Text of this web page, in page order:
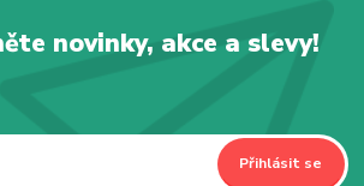
novinky, akce a slevy!
Přihlásit se